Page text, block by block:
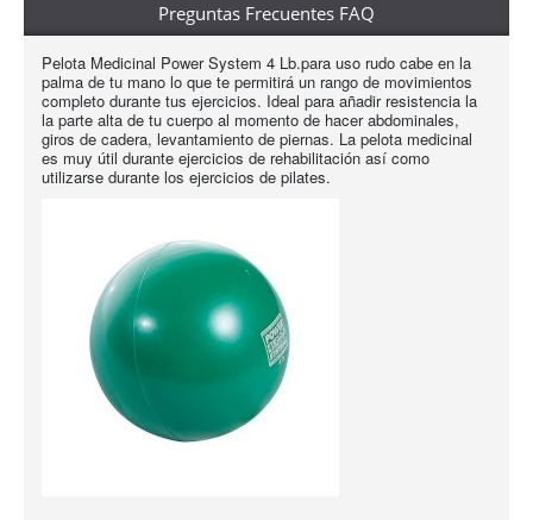
Preguntas Frecuentes FAQ
Pelota Medicinal Power System 4 Lb.para uso rudo cabe en la
palma de tu mano lo que te permitirá un rango de movimientos
completo durante tus ejercicios. Ideal para añadir resistencia la
la parte alta de tu cuerpo al momento de hacer abdominales,
giros de cadera, levantamiento de piernas. La pelota medicinal
es muy útil durante ejercicios de rehabilitación así como
utilizarse durante los ejercicios de pilates.